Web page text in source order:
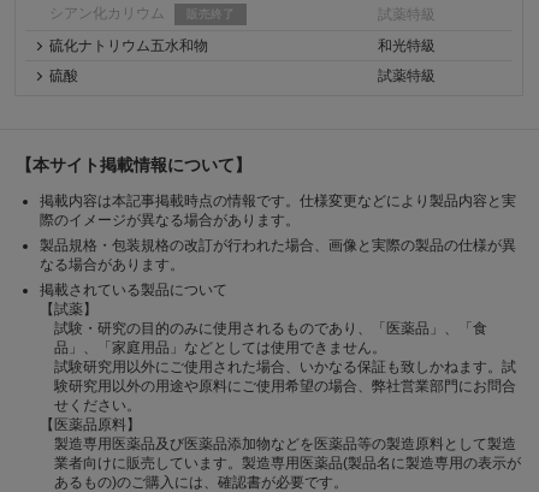
シアン化カリウム
販売終了
試薬特級
硫化ナトリウム五水和物
和光特級
硫酸
試薬特級
【本サイト掲載情報について】
掲載内容は本記事掲載時点の情報です。仕様変更などにより製品内容と実
際のイメージが異なる場合があります。
製品規格・包装規格の改訂が行われた場合、画像と実際の製品の仕様が異
なる場合があります。
掲載されている製品について
【試薬】
試験・研究の目的のみに使用されるものであり、「医薬品」、「食
品」、「家庭用品」などとしては使用できません。
試験研究用以外にご使用された場合、いかなる保証も致しかねます。試
験研究用以外の用途や原料にご使用希望の場合、弊社営業部門にお問合
せください。
【医薬品原料】
製造専用医薬品及び医薬品添加物などを医薬品等の製造原料として製造
業者向けに販売しています。製造専用医薬品(製品名に製造専用の表示が
あるもの)のご購入には、確認書が必要です。